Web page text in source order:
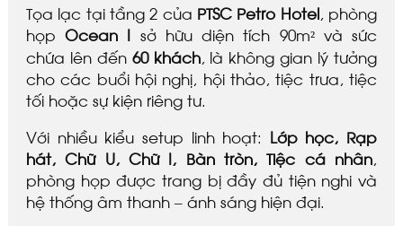
Tọa lạc tại tầng 2 của PTSC Petro Hotel, phòng
họpOcean I sở hữu diện tích 90m² và sức
chứa lên đến 60 khách, là không gian lý tưởng
cho các buổi hội nghị, hội thảo, tiệc trưa, tiệc
tối hoặc sự kiện riêng tư.
Với nhiều kiểu setup linh hoạt: Lớp học, Rạp
hát, Chữ U, Chữ I, Bàn tròn, Tiệc cá nhân
phòng họp được trang bị đầy đủ tiện nghi và
hệ thống âm thanh – ánh sáng hiện đại.